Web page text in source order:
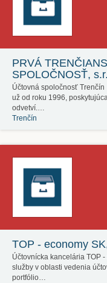
PRVÁ
SPOLOČNOSŤ,
Účtovná spoločnosť
už od roku 1996,
odvetví.…
Trenčín
TOP - economy
Účtovnícka kancelária TOP
služby v oblasti vedenia
portfólio…